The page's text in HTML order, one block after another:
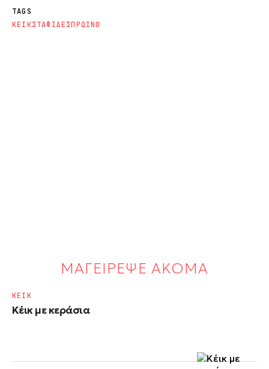
TAGS
ΚΕΙΚΣΤΑΦΙΔΕΣΠΡΩΙΝΟ
ΜΑΓΕΙΡΕΨΕ ΑΚΟΜΑ
Κέικ με κεράσια
ΚΕΙΚ